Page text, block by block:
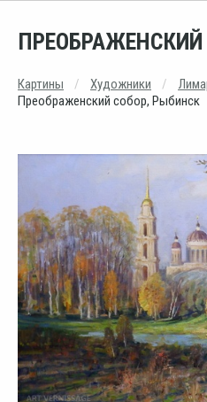
Картины Художники
Преображенский собор, Рыбинск